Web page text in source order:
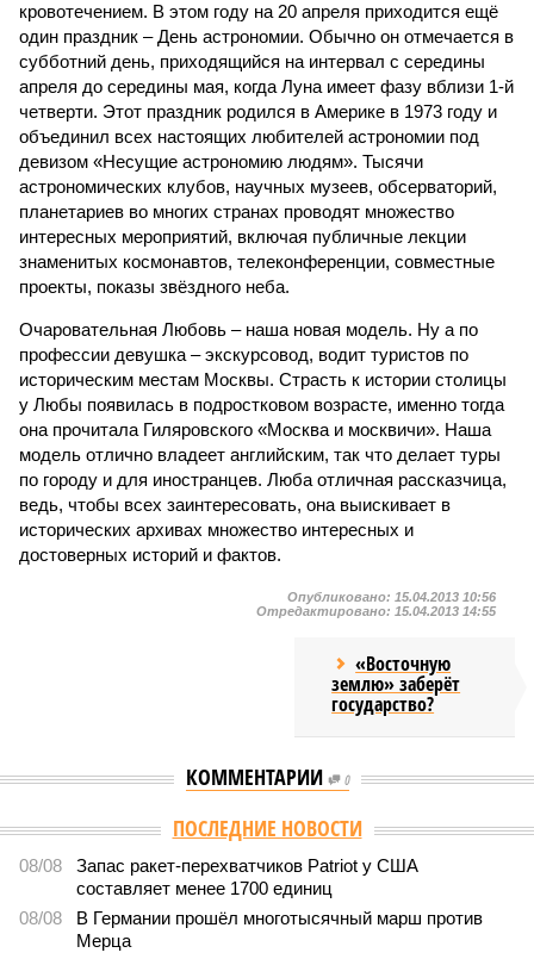
кровотечением. В этом году на 20 апреля приходится ещё
один праздник – День астрономии. Обычно он отмечается в
субботний день, приходящийся на интервал с середины
апреля до середины мая, когда Луна имеет фазу вблизи 1-й
четверти. Этот праздник родился в Америке в 1973 году и
объединил всех настоящих любителей астрономии под
девизом «Несущие астрономию людям». Тысячи
астрономических клубов, научных музеев, обсерваторий,
планетариев во многих странах проводят множество
интересных мероприятий, включая публичные лекции
знаменитых космонавтов, телеконференции, совместные
проекты, показы звёздного неба.
Очаровательная Любовь – наша новая модель. Ну а по
профессии девушка – экскурсовод, водит туристов по
историческим местам Москвы. Страсть к истории столицы
у Любы появилась в подростковом возрасте, именно тогда
она прочитала Гиляровского «Москва и москвичи». Наша
модель отлично владеет английским, так что делает туры
по городу и для иностранцев. Люба отличная рассказчица,
ведь, чтобы всех заинтересовать, она выискивает в
исторических архивах множество интересных и
достоверных историй и фактов.
Опубликовано: 15.04.2013 10:56
Отредактировано: 15.04.2013 14:55
«Восточную
землю» заберёт
государство?
КОММЕНТАРИИ 0
ПОСЛЕДНИЕ НОВОСТИ
08/08
Запас ракет-перехватчиков Patriot у США
составляет менее 1700 единиц
08/08
В Германии прошёл многотысячный марш против
Мерца